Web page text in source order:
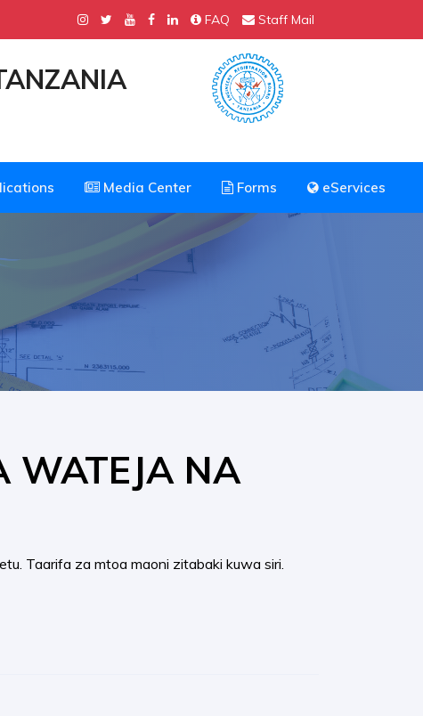
FAQ Staff Mail
Media Center Forms eServices
WATEJA NA
Taarifa za mtoa maoni zitabaki kuwa siri.